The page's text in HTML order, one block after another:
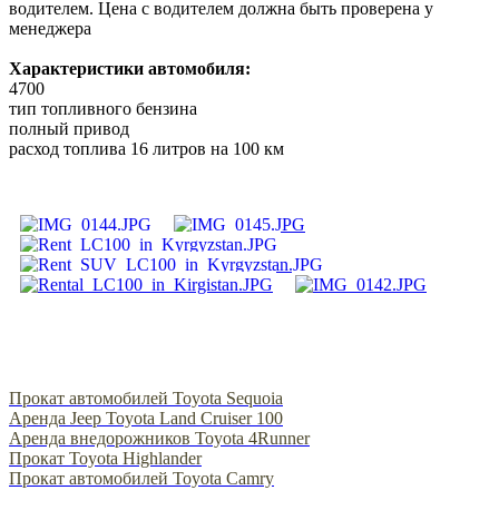
водителем. Цена с водителем должна быть проверена у
менеджера
Характеристики автомобиля:
4700
тип топливного бензина
полный привод
расход топлива 16 литров на 100 км
Прокат автомобилей Toyota Sequoia
Аренда Jeep Toyota Land Cruiser 100
Аренда внедорожников Toyota 4Runner
Прокат Toyota Highlander
Прокат автомобилей Toyota Camry